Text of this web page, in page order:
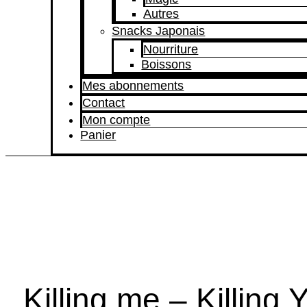
Autres
Snacks Japonais
Nourriture
Boissons
Mes abonnements
Contact
Mon compte
Panier
Killing me – Killing